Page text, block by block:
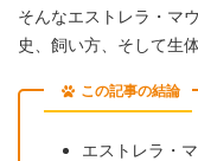
そんなエストレラ・マ
史、飼い方、そして生
この記事の結論
エストレラ・